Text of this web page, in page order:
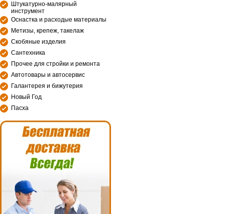
Штукатурно-малярный
инструмент
Оснастка и расходые материалы
Метизы, крепеж, такелаж
Скобяные изделия
Сантехника
Прочее для стройки и ремонта
Автотовары и автосервис
Галантерея и бижутерия
Новый Год
Пасха